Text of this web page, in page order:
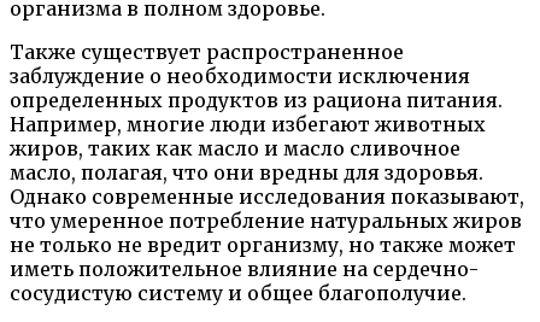
организма в полном здоровье.
Также существует распространенное
заблуждение о необходимости исключения
определенных продуктов из рациона питания.
Например, многие люди избегают животных
жиров, таких как масло и масло сливочное
масло, полагая, что они вредны для здоровья.
Однако современные исследования показывают,
что умеренное потребление натуральных жиров
не только не вредит организму, но также может
иметь положительное влияние на сердечно-
сосудистую систему и общее благополучие.